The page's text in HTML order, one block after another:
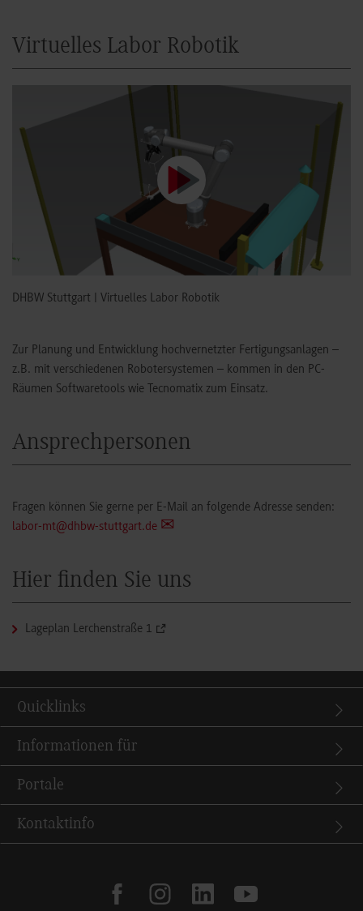
Virtuelles Labor Robotik
DHBW Stuttgart | Virtuelles Labor Robotik
Zur Planung und Entwicklung hochvernetzter Fertigungsanlagen –
z.B. mit verschiedenen Robotersystemen – kommen in den PC-
Räumen Softwaretools wie Tecnomatix zum Einsatz.
Ansprechpersonen
Fragen können Sie gerne per E-Mail an folgende Adresse senden:
labor-mt@dhbw-stuttgart.de
Hier finden Sie uns
Lageplan Lerchenstraße 1
Quicklinks
Informationen für
Portale
Kontaktinfo
facebookinstagramlinkedinyoutube